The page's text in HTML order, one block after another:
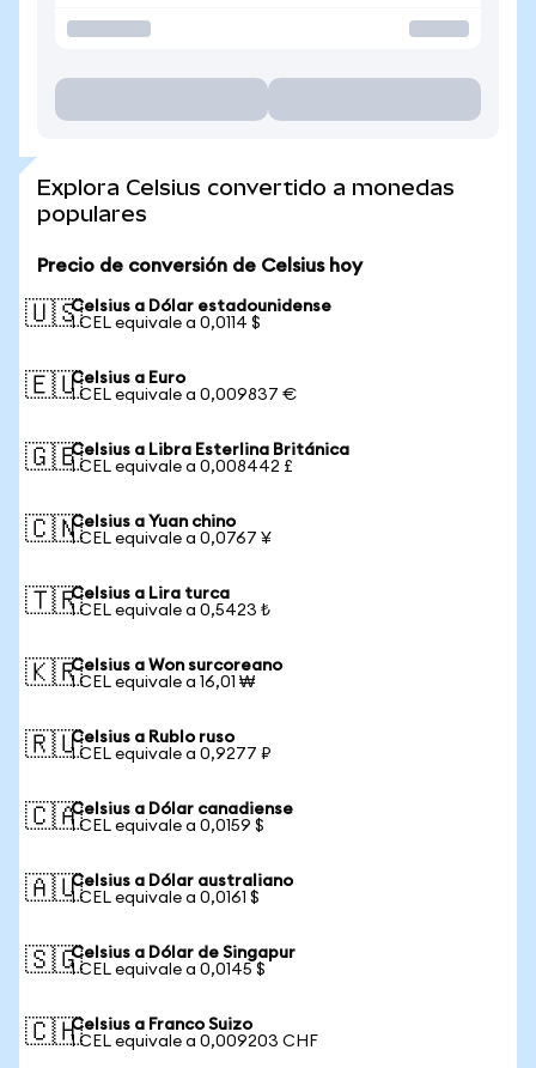
Explora Celsius convertido a monedas
populares
Precio de conversión de Celsius hoy
🇺🇸Celsius a Dólar estadounidense
1 CEL equivale a 0,0114 $
🇪🇺Celsius a Euro
1 CEL equivale a 0,009837 €
🇬🇧Celsius a Libra Esterlina Británica
1 CEL equivale a 0,008442 £
🇨🇳Celsius a Yuan chino
1 CEL equivale a 0,0767 ¥
🇹🇷Celsius a Lira turca
1 CEL equivale a 0,5423 ₺
🇰🇷Celsius a Won surcoreano
1 CEL equivale a 16,01 ₩
🇷🇺Celsius a Rublo ruso
1 CEL equivale a 0,9277 ₽
🇨🇦Celsius a Dólar canadiense
1 CEL equivale a 0,0159 $
🇦🇺Celsius a Dólar australiano
1 CEL equivale a 0,0161 $
🇸🇬Celsius a Dólar de Singapur
1 CEL equivale a 0,0145 $
🇨🇭Celsius a Franco Suizo
1 CEL equivale a 0,009203 CHF